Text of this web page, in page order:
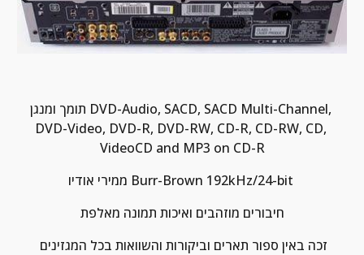
תומך ומנגן DVD-Audio, SACD, SACD Multi-Channel,
DVD-Video, DVD-R, DVD-RW, CD-R, CD-RW, CD,
VideoCD and MP3 on CD-R
ממירי אודיו Burr-Brown 192kHz/24-bit
חיבורים מוזהבים ואיכות תמונה מאלפת